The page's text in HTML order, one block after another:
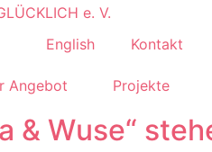
English Kontakt
Angebot Projekte
& Wuse“